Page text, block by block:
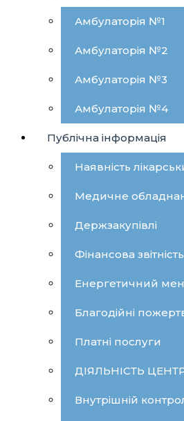
Амбулаторія №1
Амбулаторія №2
Амбулаторія №3
Амбулаторія №4
Публічна інформація
Наявність
Медичне
Держзакупівлі
Фінансова звітність
Енергетичний
Благодійні
Платні послуги
ДІЯЛЬНІСТЬ
Внутрішній